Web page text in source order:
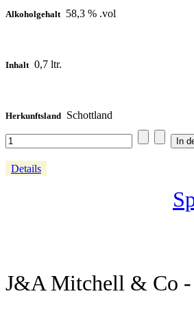
Alkoholgehalt 58,3 % .vol
Inhalt 0,7 ltr.
Herkunftsland Schottland
Details
J&A Mitchell & Co -